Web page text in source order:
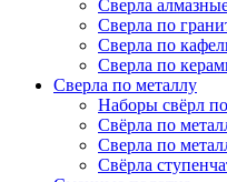
Сверла
Сверла по
Сверла по
Сверла по
Сверла по металлу
Наборы свёрл
Свёрла по
Сверла по
Свёрла